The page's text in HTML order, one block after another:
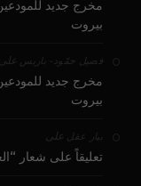
مخرج جديد
بيروت
فضيل حمّود - باريس على
مخرج جديد
بيروت
بيار عقل على
تعليقاً على شعار